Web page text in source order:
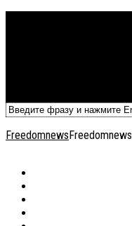
FreedomnewsFreedomnews